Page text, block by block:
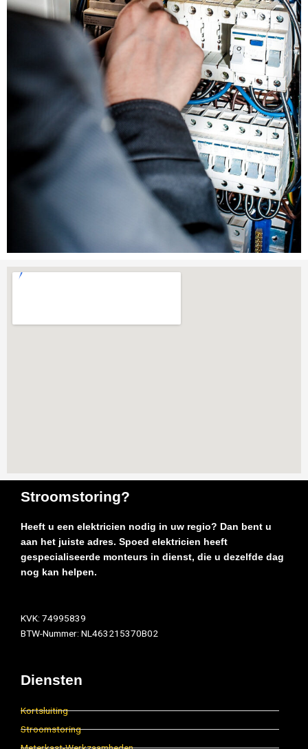
Stroomstoring?
Heeft u een elektricien nodig in uw regio? Dan bent u
aan het juiste adres. Spoed elektricien heeft
gespecialiseerde monteurs in dienst, die u dezelfde dag
nog kan helpen.
KVK: 74995839
BTW-Nummer: NL463215370B02
Diensten
Kortsluiting
Stroomstoring